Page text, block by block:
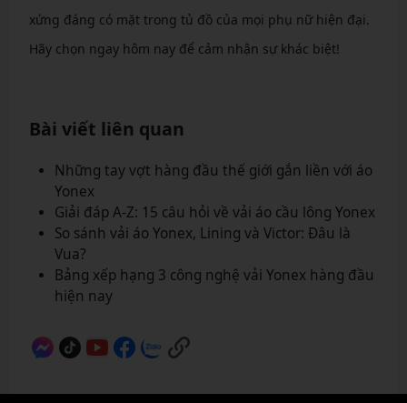
xứng đáng có mặt trong tủ đồ của mọi phụ nữ hiện đại.
Hãy chọn ngay hôm nay để cảm nhận sự khác biệt!
Bài viết liên quan
Những tay vợt hàng đầu thế giới gắn liền với áo
Yonex
Giải đáp A-Z: 15 câu hỏi về vải áo cầu lông Yonex
So sánh vải áo Yonex, Lining và Victor: Đâu là
Vua?
Bảng xếp hạng 3 công nghệ vải Yonex hàng đầu
hiện nay